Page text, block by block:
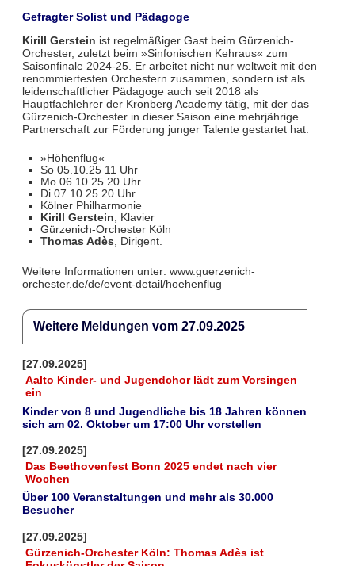
Gefragter Solist und Pädagoge
Kirill Gerstein ist regelmäßiger Gast beim Gürzenich-
Orchester, zuletzt beim »Sinfonischen Kehraus« zum
Saisonfinale 2024-25. Er arbeitet nicht nur weltweit mit den
renommiertesten Orchestern zusammen, sondern ist als
leidenschaftlicher Pädagoge auch seit 2018 als
Hauptfachlehrer der Kronberg Academy tätig, mit der das
Gürzenich-Orchester in dieser Saison eine mehrjährige
Partnerschaft zur Förderung junger Talente gestartet hat.
»Höhenflug«
So 05.10.25 11 Uhr
Mo 06.10.25 20 Uhr
Di 07.10.25 20 Uhr
Kölner Philharmonie
Kirill Gerstein, Klavier
Gürzenich-Orchester Köln
Thomas Adès, Dirigent.
Weitere Informationen unter: www.guerzenich-
orchester.de/de/event-detail/hoehenflug
Weitere Meldungen vom 27.09.2025
[27.09.2025]
Aalto Kinder- und Jugendchor lädt zum Vorsingen
ein
Kinder von 8 und Jugendliche bis 18 Jahren können
sich am 02. Oktober um 17:00 Uhr vorstellen
[27.09.2025]
Das Beethovenfest Bonn 2025 endet nach vier
Wochen
Über 100 Veranstaltungen und mehr als 30.000
Besucher
[27.09.2025]
Gürzenich-Orchester Köln: Thomas Adès ist